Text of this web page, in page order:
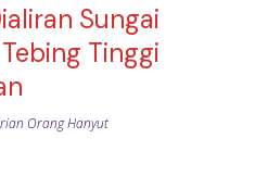
Sungai
Tinggi
Orang Hanyut